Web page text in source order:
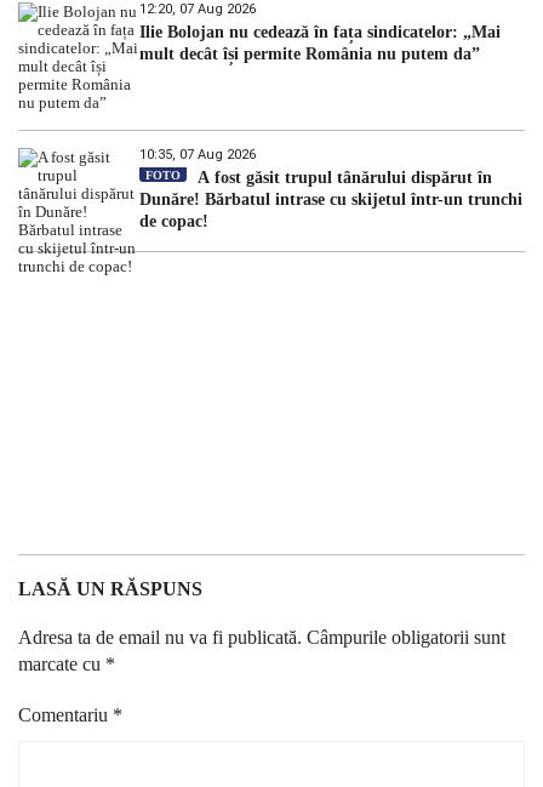
12:20, 07 Aug 2026
Ilie Bolojan nu cedează în fața sindicatelor: „Mai
mult decât își permite România nu putem da”
10:35, 07 Aug 2026
FOTO
A fost găsit trupul tânărului dispărut în
Dunăre! Bărbatul intrase cu skijetul într-un trunchi
de copac!
LASĂ UN RĂSPUNS
Adresa ta de email nu va fi publicată. Câmpurile obligatorii sunt
marcate cu *
Comentariu *